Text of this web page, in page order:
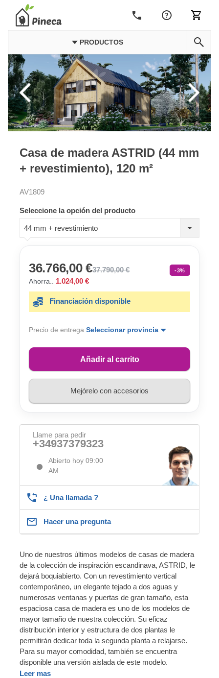
PRODUCTOS
Casa de madera ASTRID (44 mm
+ revestimiento), 120 m²
AV1809
Seleccione la opción del producto
44 mm + revestimiento
36.766,00 €37.790,00 € -3%
Ahorra.. 1.024,00 €
Financiación disponible
Precio de entrega Seleccionar provincia
Añadir al carrito
Mejórelo con accesorios
Llame para pedir
+34937379323
Abierto hoy 09:00
AM
¿ Una llamada ?
Hacer una pregunta
Uno de nuestros últimos modelos de casas de madera
de la colección de inspiración escandinava, ASTRID, le
dejará boquiabierto. Con un revestimiento vertical
contemporáneo, un elegante tejado a dos aguas y
numerosas ventanas y puertas de gran tamaño, esta
espaciosa casa de madera es uno de los modelos de
mayor tamaño de nuestra colección. Su eficaz
distribución interior y estructura de dos plantas le
permitirán dedicar toda la segunda planta a relajarse.
Para su mayor comodidad, también se encuentra
disponible una versión aislada de este modelo.
Leer mas